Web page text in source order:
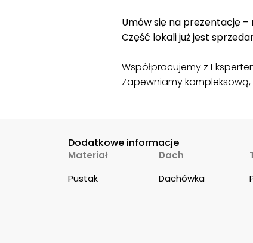
Umów się na prezentację –
Część lokali już jest
Współpracujemy z
Zapewniamy
Dodatkowe informacje
Materiał
Pustak
Dach
Dachówka